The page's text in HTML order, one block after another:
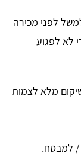
לפני מכירה
לא לפגוע
מלא לצמות
/ למבטח.